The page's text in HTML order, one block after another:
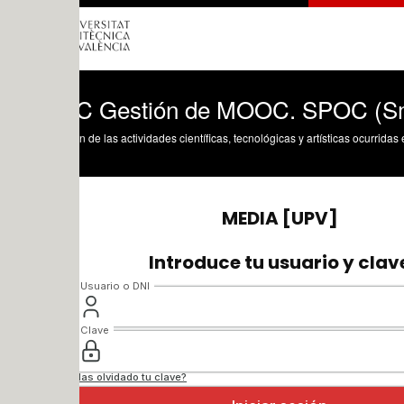
Gestión de MOOC. SPOC (Small
de las actividades científicas, tecnológicas y artísticas ocurridas en los tres